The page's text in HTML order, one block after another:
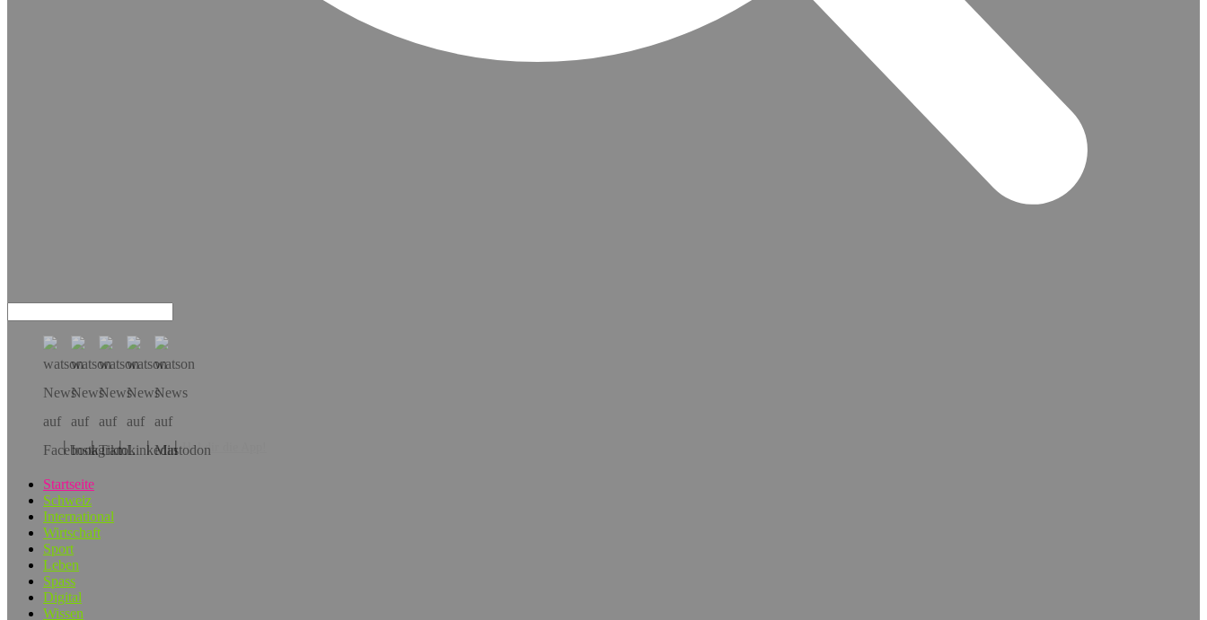
Hol dir die App!
Startseite
Schweiz
International
Wirtschaft
Sport
Leben
Spass
Digital
Wissen